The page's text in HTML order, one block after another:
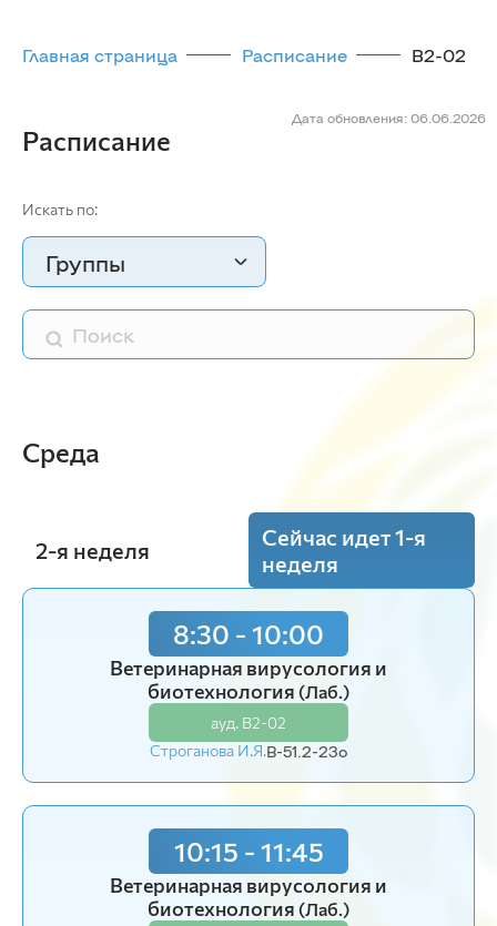
Главная страница Расписание В2-02
Дата обновления: 06.06.2026
Расписание
Искать по:
Группы
Среда
2-я неделя
Сейчас идет 1-я
неделя
8:30 - 10:00
Ветеринарная вирусология и
биотехнология (Лаб.)
ауд. В2-02
Строганова И.Я.В-51.2-23o
10:15 - 11:45
Ветеринарная вирусология и
биотехнология (Лаб.)
10:15 - 11:45
Ветеринарная вирусология и
биотехнология(Лаб.)
ауд. В2-02
Строганова И.Я.В-51.1-23o
12:15 - 13:45
Ветеринарная вирусология и
биотехнология(Лаб.)